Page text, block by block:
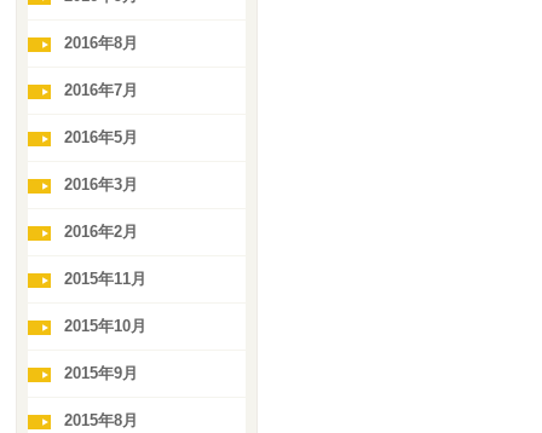
2016年8月
2016年7月
2016年5月
2016年3月
2016年2月
2015年11月
2015年10月
2015年9月
2015年8月